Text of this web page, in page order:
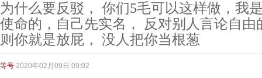
为什么要反驳， 你们5毛可以这样做，我
使命的，自己先实名， 反对别人言论自由
则你就是放屁， 没人把你当根葱
等号 2020年02月09日 09:02